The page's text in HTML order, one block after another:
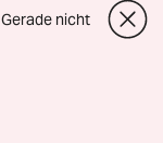
freuen,
Gerade nicht